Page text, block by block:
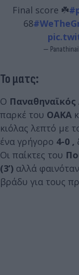
Final score ☘️
68
—
Το ματς:
O Παναθηναϊκός
παρκέ του ΟΑΚΑ
κιόλας λεπτό με
ένα γρήγορο 4-0 ,
Οι παίκτες του
(3’) αλλά
βράδυ για τους